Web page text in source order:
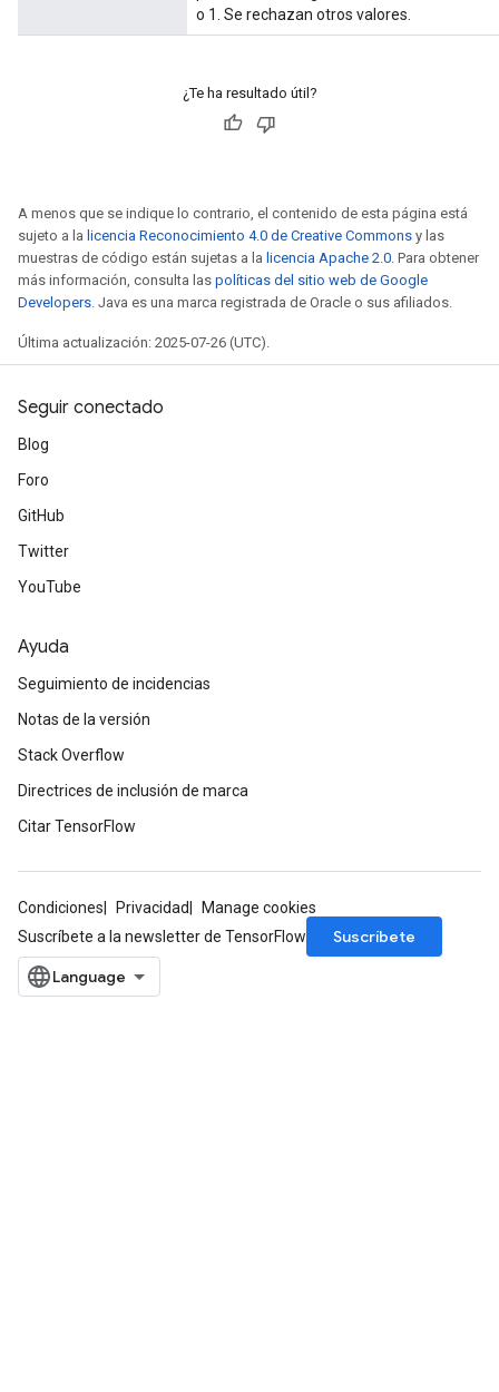
o 1. Se rechazan otros valores.
¿Te ha resultado útil?
A menos que se indique lo contrario, el contenido de esta página está
sujeto a la licencia Reconocimiento 4.0 de Creative Commons y las
muestras de código están sujetas a la licencia Apache 2.0 . Para obtener
más información, consulta las políticas del sitio web de Google
Developers . Java es una marca registrada de Oracle o sus afiliados.
Última actualización: 2025-07-26 (UTC).
Seguir conectado
Blog
Foro
GitHub
Twitter
YouTube
Ayuda
Seguimiento de incidencias
Notas de la versión
Stack Overflow
Directrices de inclusión de marca
Citar TensorFlow
Condiciones Privacidad
Manage cookies
Suscríbete a la newsletter de TensorFlow
Suscríbete